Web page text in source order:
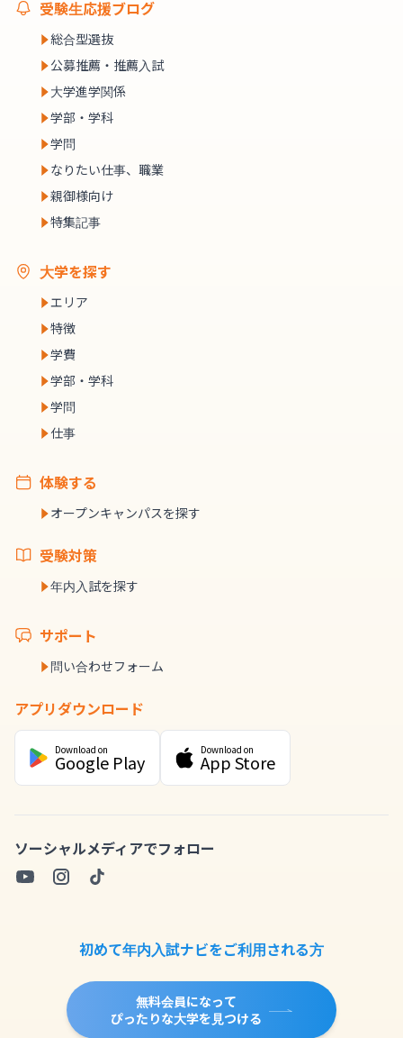
受験生応援ブログ
総合型選抜
公募推薦・推薦入試
大学進学関係
学部・学科
学問
なりたい仕事、職業
親御様向け
特集記事
大学を探す
エリア
特徴
学費
学部・学科
学問
仕事
体験する
オープンキャンパスを探す
受験対策
年内入試を探す
サポート
問い合わせフォーム
アプリダウンロード
Download on
Google Play
Download on
App Store
ソーシャルメディアでフォロー
初めて年内入試ナビをご利用される方
無料会員になって
ぴったりな大学を見つける